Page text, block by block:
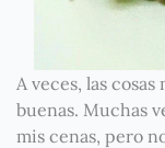
A veces, las cosas
buenas. Muchas
mis cenas, pero